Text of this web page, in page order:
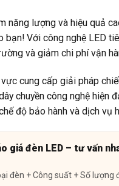
năng lượng và hiệu quả
Với công nghệ LED
và giảm chi phí vận
cung cấp giải pháp
chuyền công nghệ hiện
độ bảo hành và dịch vụ
giá đèn LED – tư vấn
đèn + Công suất + Số lượng